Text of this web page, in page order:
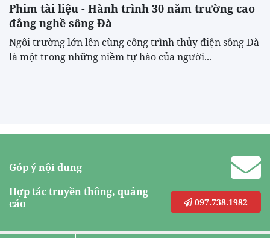
Phim tài liệu - Hành trình 30 năm trường cao
đẳng nghề sông Đà
Ngôi trường lớn lên cùng công trình thủy điện sông Đà
là một trong những niềm tự hào của người...
Góp ý nội dung
Hợp tác truyền thông, quảng
cáo
097.738.1982